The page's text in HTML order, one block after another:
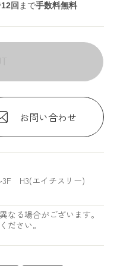
12回 まで手数料無料
お問い合わせ
3F H3(エイチスリー)
る場合がございます。
ださい。